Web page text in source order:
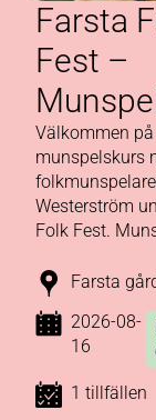
Farsta
Fest –
Välkommen på
munspelskurs
Westerström
Folk Fest.
storaFarsta
2026-08-
16
1 tillfällen